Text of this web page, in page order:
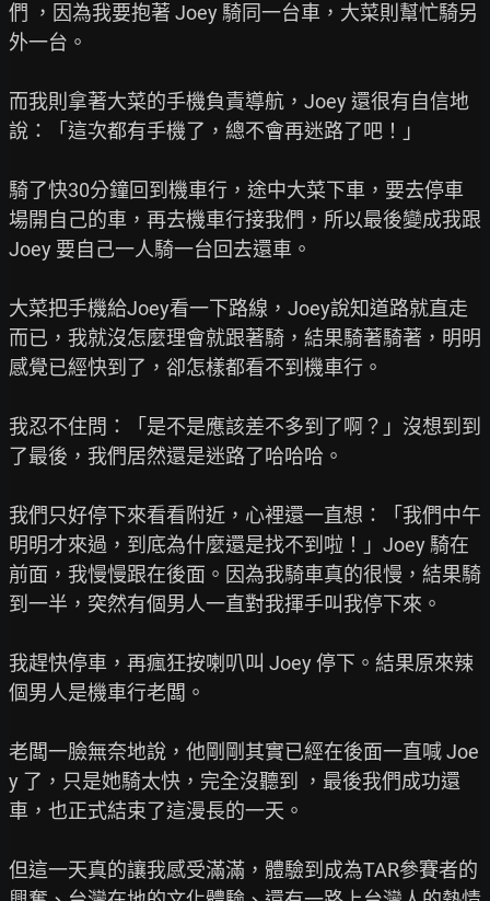
們 ，因為我要抱著 Joey 騎同一台車，大菜則幫忙騎另
外一台。
而我則拿著大菜的手機負責導航，Joey 還很有自信地
說：「這次都有手機了，總不會再迷路了吧！」
騎了快30分鐘回到機車行，途中大菜下車，要去停車
場開自己的車，再去機車行接我們，所以最後變成我跟
Joey 要自己一人騎一台回去還車。
大菜把手機給Joey看一下路線，Joey說知道路就直走
而已，我就沒怎麼理會就跟著騎，結果騎著騎著，明明
感覺已經快到了，卻怎樣都看不到機車行。
我忍不住問：「是不是應該差不多到了啊？」沒想到到
了最後，我們居然還是迷路了哈哈哈。
我們只好停下來看看附近，心裡還一直想：「我們中午
明明才來過，到底為什麼還是找不到啦！」Joey 騎在
前面，我慢慢跟在後面。因為我騎車真的很慢，結果騎
到一半，突然有個男人一直對我揮手叫我停下來。
我趕快停車，再瘋狂按喇叭叫 Joey 停下。結果原來辣
個男人是機車行老闆。
老闆一臉無奈地說，他剛剛其實已經在後面一直喊 Joe
y 了，只是她騎太快，完全沒聽到 ，最後我們成功還
車，也正式結束了這漫長的一天。
但這一天真的讓我感受滿滿，體驗到成為TAR參賽者的